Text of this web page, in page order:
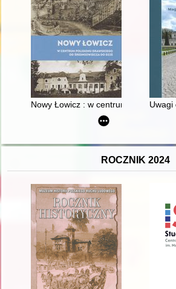
Nowy Łowicz : w centrum poligonu
Uwagi
ROCZNIK 2024